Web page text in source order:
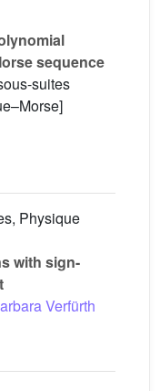
sequence
suites
Physique
with sign-
Verfürth